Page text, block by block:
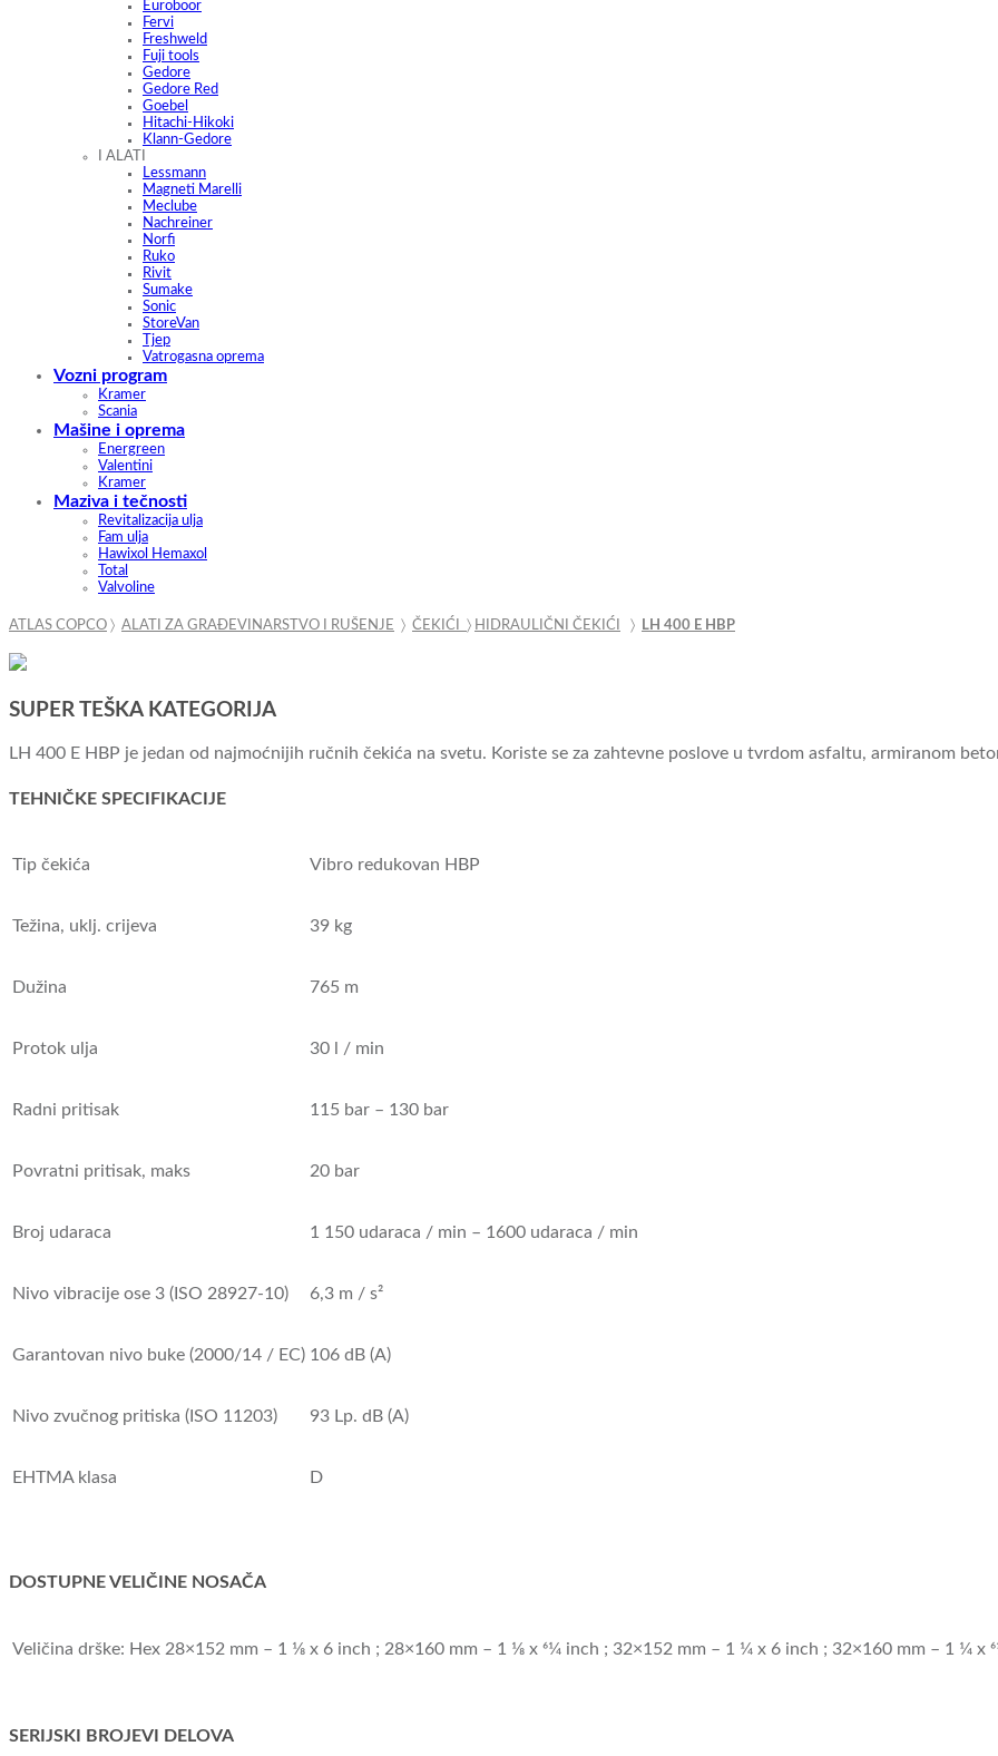
Euroboor
Fervi
Freshweld
Fuji tools
Gedore
Gedore Red
Goebel
Hitachi-Hikoki
Klann-Gedore
I ALATI
Lessmann
Magneti Marelli
Meclube
Nachreiner
Norfi
Ruko
Rivit
Sumake
Sonic
StoreVan
Tjep
Vatrogasna oprema
Vozni program
Kramer
Scania
Mašine i oprema
Energreen
Valentini
Kramer
Maziva i tečnosti
Revitalizacija ulja
Fam ulja
Hawixol Hemaxol
Total
Valvoline
ATLAS COPCO 〉 ALATI ZA GRAĐEVINARSTVO I RUŠENJE 〉 ČEKIĆI 〉 HIDRAULIČNI ČEKIĆI 〉 LH 400 E HBP
SUPER TEŠKA KATEGORIJA
LH 400 E HBP je jedan od najmoćnijih ručnih čekića na svetu. Koriste se za zahtevne poslove u tvrdom asfaltu, armiranom
TEHNIČKE SPECIFIKACIJE
Tip čekića Vibro redukovan HBP
Težina, uklj. crijeva 39 kg
Dužina 765 m
Protok ulja 30 l / min
Radni pritisak 115 bar – 130 bar
Povratni pritisak, maks 20 bar
Broj udaraca 1 150 udaraca / min – 1600 udaraca / min
Nivo vibracije ose 3 (ISO 28927-10) 6,3 m / s²
Garantovan nivo buke (2000/14 / EC) 106 dB (A)
Nivo zvučnog pritiska (ISO 11203) 93 Lp. dB (A)
EHTMA klasa D
DOSTUPNE VELIČINE NOSAČA
Veličina drške: Hex 28×152 mm – 1 1⁄8 x 6 inch ; 28×160 mm – 1 1⁄8 x 61⁄4 inch ; 32×152 mm – 1 1⁄4 x 6 inch ; 32×160 mm – 1 1⁄4 x
SERIJSKI BROJEVI DELOVA